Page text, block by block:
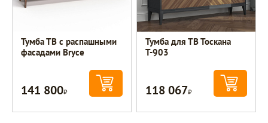
Тумба ТВ с распашными
фасадами Bryce
141 800Р
Тумба для ТВ Тоскана
Т-903
118 067Р